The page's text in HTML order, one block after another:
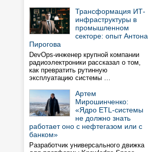
Трансформация ИТ-
инфраструктуры в
промышленном
секторе: опыт Антона
Пирогова
DevOps-инженер крупной компании
радиоэлектроники рассказал о том,
как превратить рутинную
эксплуатацию системы …
Артем
Мирошинченко:
«Ядро ETL-системы
не должно знать
работает оно с нефтегазом или с
банком»
Разработчик универсального движка